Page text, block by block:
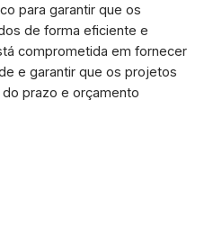
para garantir que os
de forma eficiente e
comprometida em fornecer
e garantir que os projetos
prazo e orçamento